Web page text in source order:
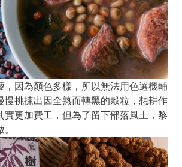
，因為顏色多樣，所以無法用色選機輔
慢挑揀出因全熟而轉黑的穀粒，想耕作
實更加費工，但為了留下部落風土，黎